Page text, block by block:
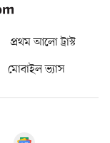
প্রথম আলো ট্রাস্ট
মোবাইল ভ্যাস